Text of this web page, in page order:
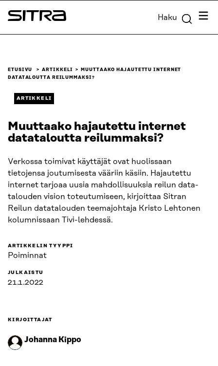
Siirry
suoraan
Sitra Haku
ETUSIVU ARTIKKELI
MUUTTAAKO HAJAUTETTU INTERNET
DATATALOUTTA REILUMMAKSI?
ARTIKKELI
Muuttaako hajautettu internet
datataloutta reilummaksi?
Verkossa toimivat käyttäjät ovat huolissaan
tietojensa joutumisesta vääriin käsiin. Hajautettu
internet tarjoaa uusia mahdollisuuksia reilun data­
talouden vision toteutumiseen, kirjoittaa Sitran
Reilun datatalouden teemajohtaja Kristo Lehtonen
kolumnissaan Tivi-lehdessä.
ARTIKKELIN TYYPPI
Poiminnat
JULKAISTU
21.1.2022
KIRJOITTAJAT
Johanna Kippo